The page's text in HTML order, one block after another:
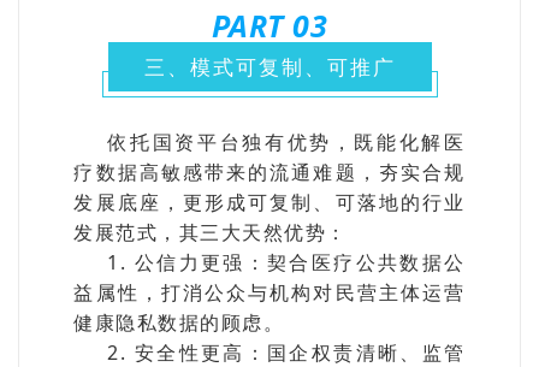
PART 03
三、模式可复制、可推广
依托国资平台独有优势，既能化解医
疗数据高敏感带来的流通难题，夯实合规
发展底座，更形成可复制、可落地的行业
发展范式，其三大天然优势：
1. 公信力更强：契合医疗公共数据公
益属性，打消公众与机构对民营主体运营
健康隐私数据的顾虑。
2. 安全性更高：国企权责清晰、监管